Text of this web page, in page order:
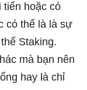
tiến hoặc có
có thể là là sự
Staking.
mà bạn nên
hay là chỉ